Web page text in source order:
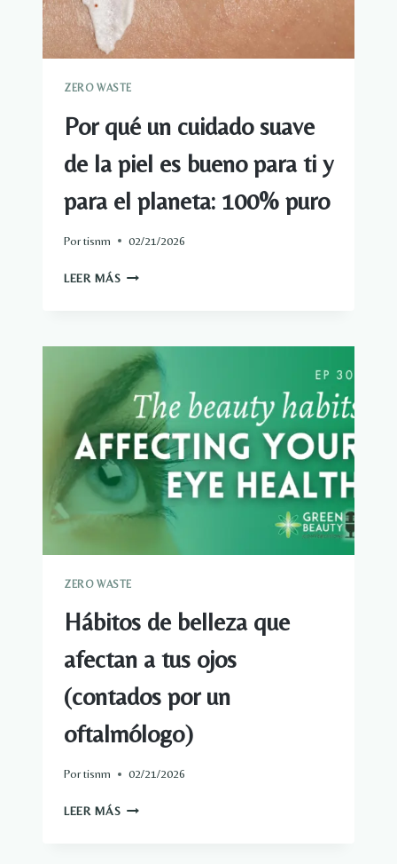
DESPERDICIO
CERO
ZERO WASTE
Por qué un cuidado suave
de la piel es bueno para ti y
para el planeta: 100% puro
Portisnm 02/21/2026
LEER MÁS POR
SUAVE
DE
LA
PIEL
ES
BUENO
PARA
TI
Y
PARA
PLANETA:
PURO
ZERO WASTE
Hábitos de belleza que
afectan a tus ojos
(contados por un
oftalmólogo)
Portisnm 02/21/2026
LEER MÁS HÁBITOS